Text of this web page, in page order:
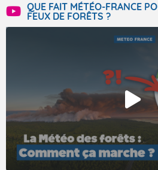
QUE FAIT MÉTÉO-FRANCE
FEUX DE FORÊTS ?